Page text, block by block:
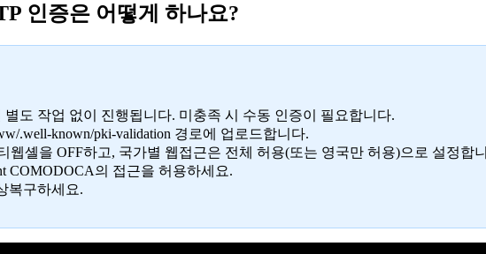
인증은 어떻게 하나요?
도 작업 없이 진행됩니다. 미충족 시 수동 인증이 필요합니다.
.well-known/pki-validation 경로에 업로드합니다.
웹셸을 OFF하고, 국가별 웹접근은 전체 허용(또는 영국만 허용)으로 설정합
COMODOCA의 접근을 허용하세요.
복구하세요.